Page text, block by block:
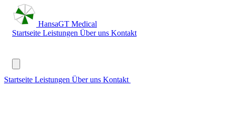
HansaGT Medical
Startseite Leistungen Über uns Kontakt
Startseite Leistungen Über uns Kontakt